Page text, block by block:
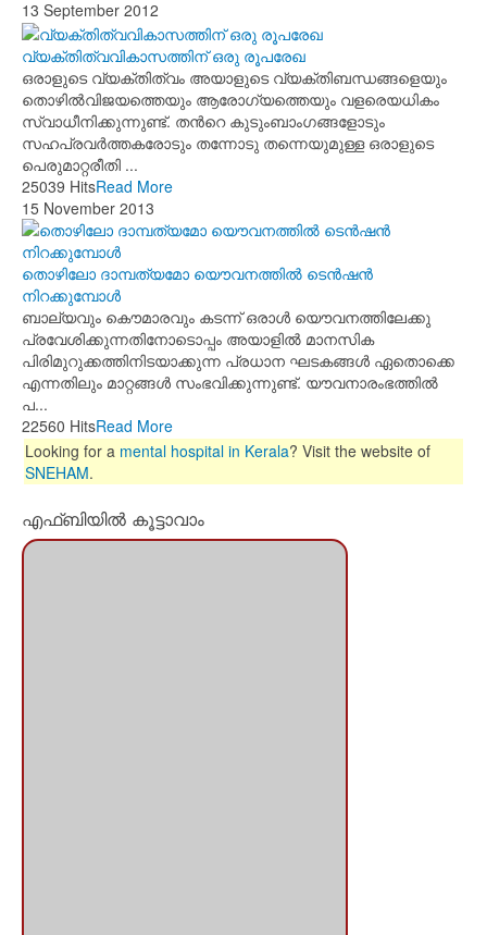
13 September 2012
വ്യക്തിത്വവികാസത്തിന് ഒരു രൂപരേഖ
ഒരാളുടെ വ്യക്തിത്വം അയാളുടെ വ്യക്തിബന്ധങ്ങളെയും
തൊഴില്‍വിജയത്തെയും ആരോഗ്യത്തെയും വളരെയധികം
സ്വാധീനിക്കുന്നുണ്ട്. തന്‍റെ കുടുംബാംഗങ്ങളോടും
സഹപ്രവര്‍ത്തകരോടും തന്നോടു തന്നെയുമുള്ള ഒരാളുടെ
പെരുമാറ്റരീതി ...
25039 HitsRead More
15 November 2013
തൊഴിലോ ദാമ്പത്യമോ യൌവനത്തില്‍ ടെന്‍ഷന്‍
നിറക്കുമ്പോള്‍
ബാല്യവും കൌമാരവും കടന്ന്‍ ഒരാള്‍ യൌവനത്തിലേക്കു
പ്രവേശിക്കുന്നതിനോടൊപ്പം അയാളില്‍ മാനസിക
പിരിമുറുക്കത്തിനിടയാക്കുന്ന പ്രധാന ഘടകങ്ങള്‍ ഏതൊക്കെ
എന്നതിലും മാറ്റങ്ങള്‍ സംഭവിക്കുന്നുണ്ട്. യൗവനാരംഭത്തില്‍
പ...
22560 HitsRead More
Looking for a mental hospital in Kerala? Visit the website of
SNEHAM.
എഫ്ബിയില്‍ കൂട്ടാവാം